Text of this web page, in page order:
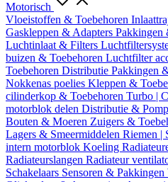
Motorisch
Vloeistoffen & Toebehoren
Gaskleppen & Adapters Pakkingen
Luchtinlaat & Filters
buizen & Toebehoren Luchtfilter
Toebehoren Distributie Pakkingen
Nokkenas poelies Kleppen &
cilinderkop & Toebehoren Turbo |
motorblok delen Distributie &
Bouten & Moeren Zuigers &
Lagers & Smeermiddelen Riemen |
intern motorblok Koeling
Radiateurslangen Radiateur
Schakelaars Sensoren & Pakkingen